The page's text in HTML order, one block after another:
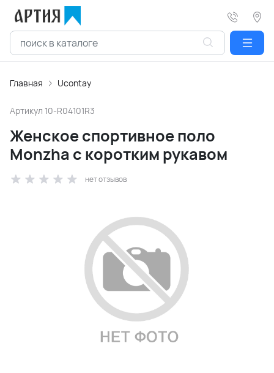
Главная Ucontay
Артикул 10-R04101R3
Женское спортивное поло
Monzha с коротким рукавом
нет отзывов